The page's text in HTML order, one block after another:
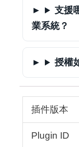
支援
業系統？
授權
插件版本
Plugin ID